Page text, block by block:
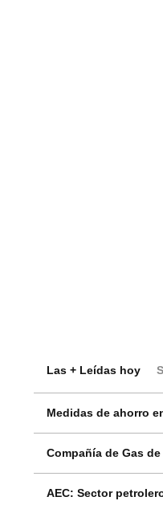
Las + Leídas hoy
Medidas de ahorro
Compañía de Gas
AEC: Sector